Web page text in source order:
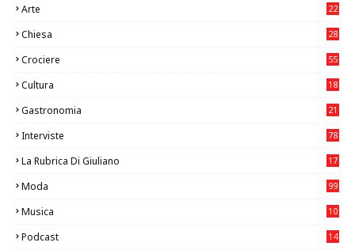
Arte
22
Chiesa
28
Crociere 55
Cultura
18
Gastronomia
21
Interviste 78
La Rubrica Di Giuliano
17
Moda 99
Musica
10
Podcast 14